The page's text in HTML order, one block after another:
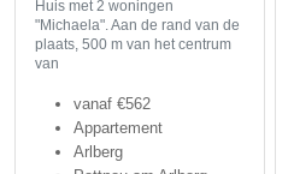
Huis met 2 woningen
"Michaela". Aan de rand van de
plaats, 500 m van het centrum
van
vanaf €562
Appartement
Arlberg